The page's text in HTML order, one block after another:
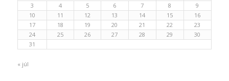
3
4 5 6 7 8
9
10
11 12 13 14 15
16
17
18 19 20 21 22
23
24
25 26 27 28 29
30
31
« júl